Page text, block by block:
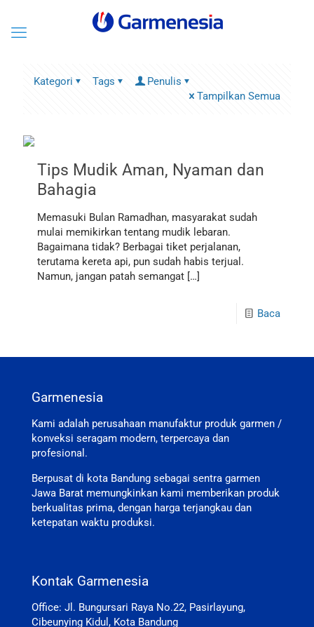
Kategori Tags
Penulis
Tampilkan Semua
Tips Mudik Aman, Nyaman dan
Bahagia
Memasuki Bulan Ramadhan, masyarakat sudah
mulai memikirkan tentang mudik lebaran.
Bagaimana tidak? Berbagai tiket perjalanan,
terutama kereta api, pun sudah habis terjual.
Namun, jangan patah semangat […]
Baca
Garmenesia
Kami adalah perusahaan manufaktur produk garmen /
konveksi seragam modern, terpercaya dan
profesional.
Berpusat di kota Bandung sebagai sentra garmen
Jawa Barat memungkinkan kami memberikan produk
berkualitas prima, dengan harga terjangkau dan
ketepatan waktu produksi.
Kontak Garmenesia
Office: Jl. Bungursari Raya No.22, Pasirlayung,
Cibeunying Kidul, Kota Bandung